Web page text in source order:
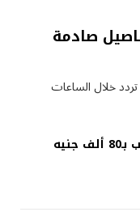
عامر تكشف 3 تفاصيل صادمة
خلال الساعات
سعر حذاء عمرو دياب بـ80 ألف جنيه